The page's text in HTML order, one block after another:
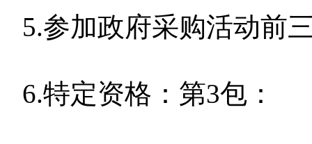
5.参加政府采购活动前
6.特定资格：第3包：